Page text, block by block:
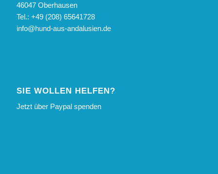
46047 Oberhausen
Tel.: +49 (208) 65641728
info@hund-aus-andalusien.de
SIE WOLLEN HELFEN?
Jetzt über Paypal spenden